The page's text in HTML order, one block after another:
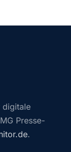
digitale
Presse-
.